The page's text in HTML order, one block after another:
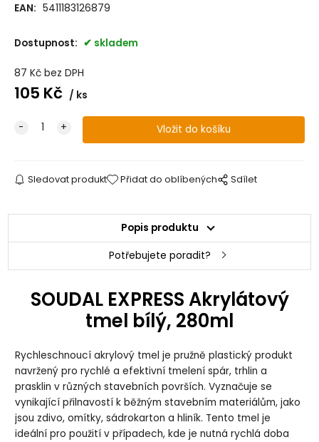
EAN: 5411183126879
Dostupnost: skladem
87 Kč bez DPH
105 Kč ks
Sledovat produkt Přidat do oblíbených Sdílet
Popis produktu
Potřebujete poradit?
SOUDAL EXPRESS Akrylátový
tmel bílý, 280ml
Rychleschnoucí akrylový tmel je pružně plastický produkt
navržený pro rychlé a efektivní tmelení spár, trhlin a
prasklin v různých stavebních površích. Vyznačuje se
vynikající přilnavostí k běžným stavebním materiálům, jako
jsou zdivo, omítky, sádrokarton a hliník. Tento tmel je
ideální pro použití v případech, kde je nutná rychlá doba